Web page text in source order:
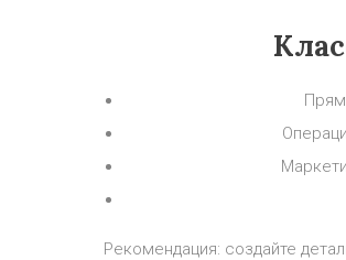
Рекомендация: создайте